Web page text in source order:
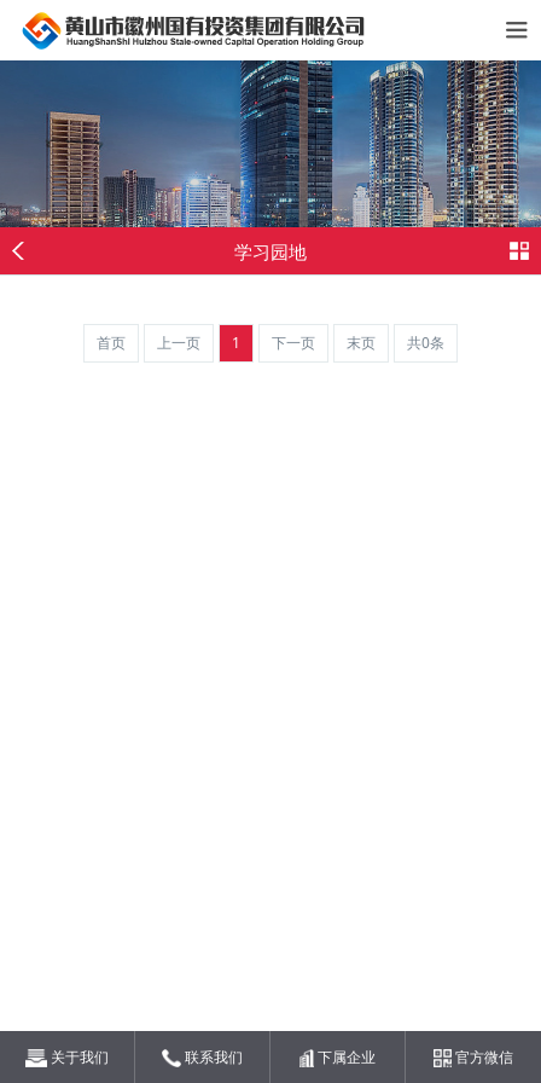
学习园地
首页 上一页 1 下一页 末页 共0条
关于我们 联系我们 下属企业 官方微信